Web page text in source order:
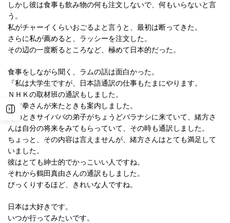
しかし彼は食事も飲み物の何も注文しないで、何もいらないと言
う。
私がチャーイくらいおごるよと言うと、最初は断ってきた。
さらに私が薦めると、ラッシーを注文した。
その辺の一度断るところなど、極めて日本的だった。
食事をしながら聞く、ラムの話は面白かった。
『私は大学生ですが、日本語通訳の仕事もたまにやります。
ＮＨＫの取材班の通訳もしました。
緒方拳さんが来たときも案内しました。
そのときサイババの弟子がちょうどバラナシに来ていて、緒方さ
んは自分の将来をみてもらっていて、その時も通訳しました。
ちょっと、その内容は言えませんが、緒方さんはとても満足して
いました。
彼はとても紳士的でかっこいい人ですね。
それから鶴田真由さんの通訳もしました。
びっくりするほど、きれいな人ですね。
日本は大好きです。
いつか行ってみたいです。